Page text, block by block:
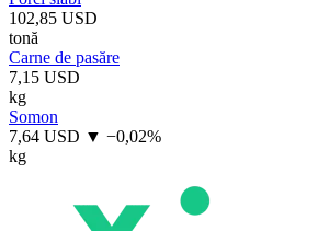
102,85 USD
tonă
Carne de pasăre
7,15 USD
kg
Somon
7,64 USD ▼ −0,02%
kg